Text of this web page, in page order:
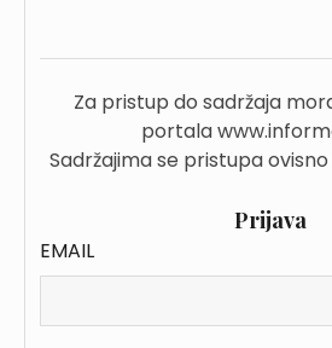
Za pristup do sadržaja
portala
Sadržajima se pristupa
Prijava
EMAIL